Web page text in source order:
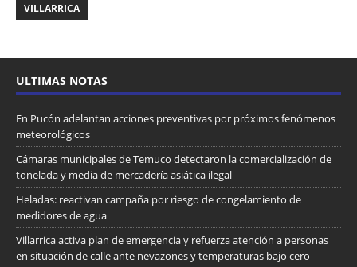
VILLARRICA
ULTIMAS NOTAS
En Pucón adelantan acciones preventivas por próximos fenómenos
meteorológicos
Cámaras municipales de Temuco detectaron la comercialización de
tonelada y media de mercadería asiática ilegal
Heladas: reactivan campaña por riesgo de congelamiento de
medidores de agua
Villarrica activa plan de emergencia y refuerza atención a personas
en situación de calle ante nevazones y temperaturas bajo cero